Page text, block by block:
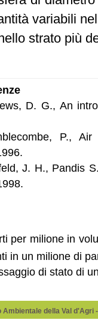
variabili
strato più
D. G., An
P., Air
J. H., Pandis
per milione in
in un milione di
di stato di
della Val d'Agri